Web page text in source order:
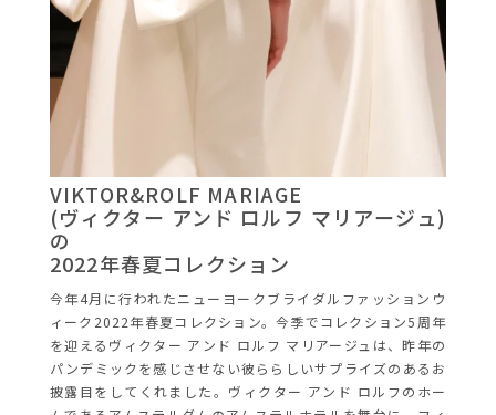
VIKTOR&ROLF MARIAGE
(ヴィクター アンド ロルフ マリアージュ)
の
2022年春夏コレクション
今年4月に行われたニューヨークブライダルファッションウ
ィーク2022年春夏コレクション。今季でコレクション5周年
を迎えるヴィクター アンド ロルフ マリアージュは、昨年の
パンデミックを感じさせない彼ららしいサプライズのあるお
披露目をしてくれました。ヴィクター アンド ロルフのホー